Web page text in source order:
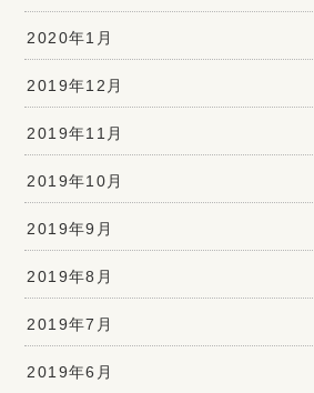
2020年1月
2019年12月
2019年11月
2019年10月
2019年9月
2019年8月
2019年7月
2019年6月